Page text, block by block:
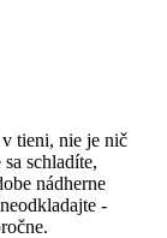
tieni, nie je nič
schladíte,
nádherne
-